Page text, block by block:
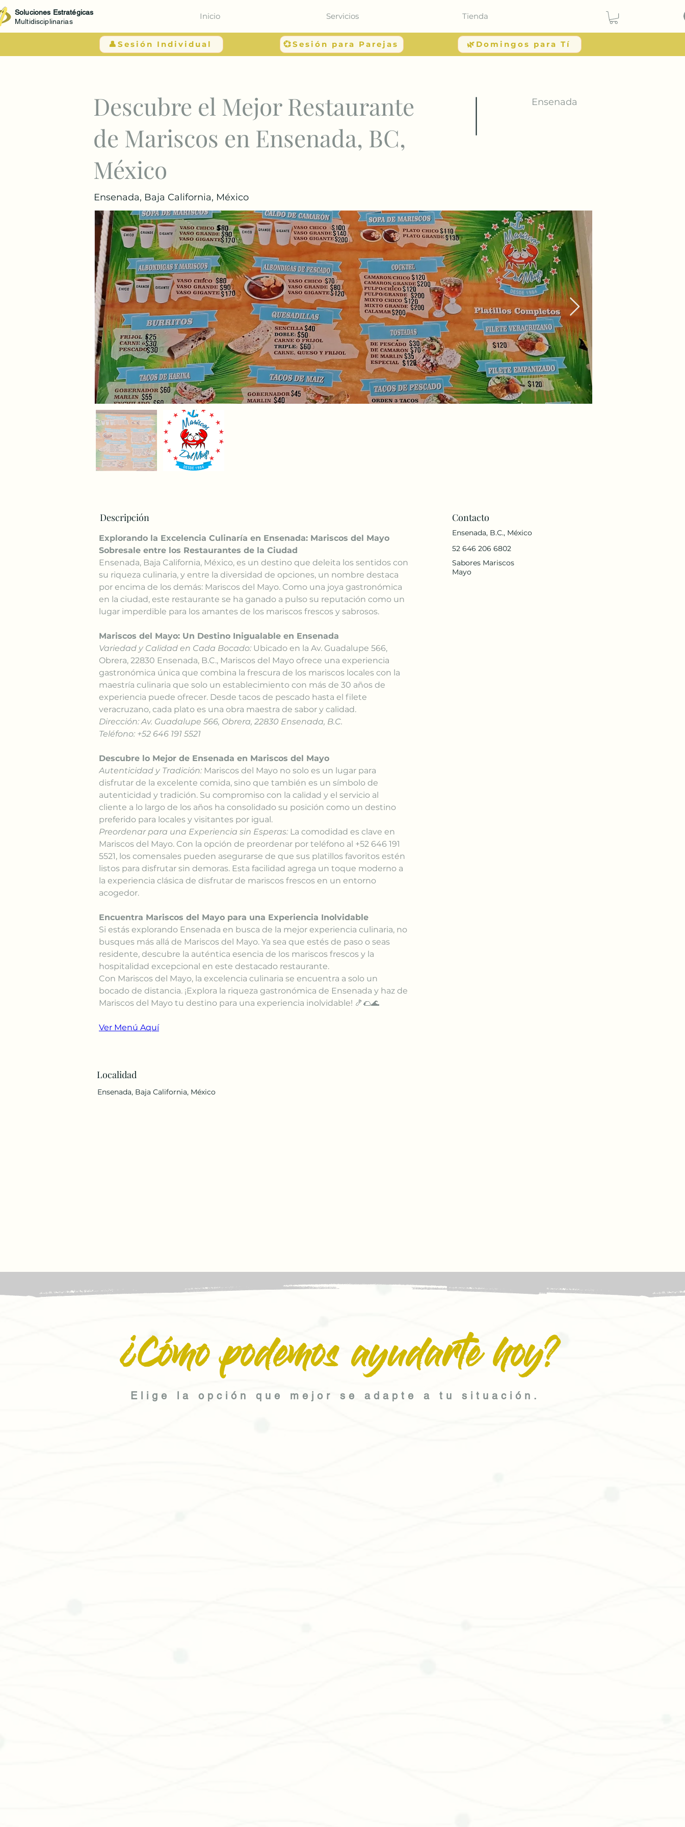
Soluciones Estratégicas
Multidisciplinarias
Inicio Servicios Tienda
👤Sesión Individual 💞Sesión para Parejas 🌿Domingos para Tí
Descubre el Mejor Restaurante
de Mariscos en Ensenada, BC,
México
Ensenada, Baja California, México
Ensenada
Descripción
Explorando la Excelencia Culinaría en Ensenada: Mariscos del Mayo
Sobresale entre los Restaurantes de la Ciudad
Ensenada, Baja California, México, es un destino que deleita los sentidos con
su riqueza culinaria, y entre la diversidad de opciones, un nombre destaca
por encima de los demás: Mariscos del Mayo. Como una joya gastronómica
en la ciudad, este restaurante se ha ganado a pulso su reputación como un
lugar imperdible para los amantes de los mariscos frescos y sabrosos.
Mariscos del Mayo: Un Destino Inigualable en Ensenada
Variedad y Calidad en Cada Bocado: Ubicado en la Av. Guadalupe 566,
Obrera, 22830 Ensenada, B.C., Mariscos del Mayo ofrece una experiencia
gastronómica única que combina la frescura de los mariscos locales con la
maestría culinaria que solo un establecimiento con más de 30 años de
experiencia puede ofrecer. Desde tacos de pescado hasta el filete
veracruzano, cada plato es una obra maestra de sabor y calidad.
Dirección: Av. Guadalupe 566, Obrera, 22830 Ensenada, B.C.
Teléfono: +52 646 191 5521
Descubre lo Mejor de Ensenada en Mariscos del Mayo
Autenticidad y Tradición: Mariscos del Mayo no solo es un lugar para
disfrutar de la excelente comida, sino que también es un símbolo de
autenticidad y tradición. Su compromiso con la calidad y el servicio al
cliente a lo largo de los años ha consolidado su posición como un destino
preferido para locales y visitantes por igual.
Preordenar para una Experiencia sin Esperas: La comodidad es clave en
Mariscos del Mayo. Con la opción de preordenar por teléfono al +52 646 191
5521, los comensales pueden asegurarse de que sus platillos favoritos estén
listos para disfrutar sin demoras. Esta facilidad agrega un toque moderno a
la experiencia clásica de disfrutar de mariscos frescos en un entorno
acogedor.
Encuentra Mariscos del Mayo para una Experiencia Inolvidable
Si estás explorando Ensenada en busca de la mejor experiencia culinaria, no
busques más allá de Mariscos del Mayo. Ya sea que estés de paso o seas
residente, descubre la auténtica esencia de los mariscos frescos y la
hospitalidad excepcional en este destacado restaurante.
Con Mariscos del Mayo, la excelencia culinaria se encuentra a solo un
bocado de distancia. ¡Explora la riqueza gastronómica de Ensenada y haz de
Mariscos del Mayo tu destino para una experiencia inolvidable! 🍤🌮🌊
Ver Menú Aquí
Contacto
Ensenada, B.C., México
52 646 206 6802
Sabores Mariscos
Mayo
Localidad
Ensenada, Baja California, México
¿Cómo podemos ayudarte hoy?
Elige la opción que mejor se adapte a tu situación.